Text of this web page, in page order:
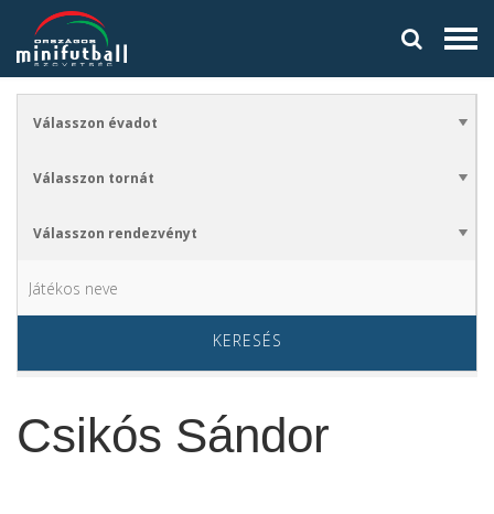
KERESÉS
Csikós Sándor